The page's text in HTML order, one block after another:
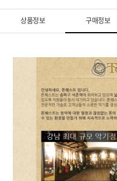
상품정보 구매정보